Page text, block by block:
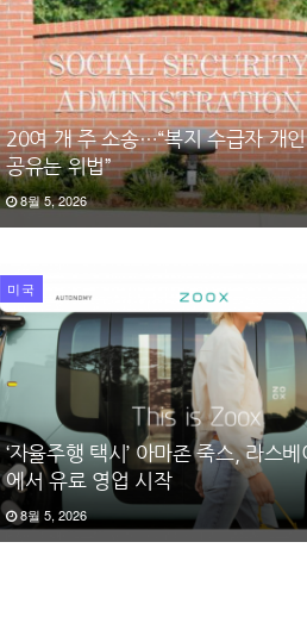
20여 개 주 소송…“복지 수급자 개
공유는 위법”
8월 5, 2026
미국
‘자율주행 택시’ 아마존 죽스, 라스
에서 유료 영업 시작
8월 5, 2026